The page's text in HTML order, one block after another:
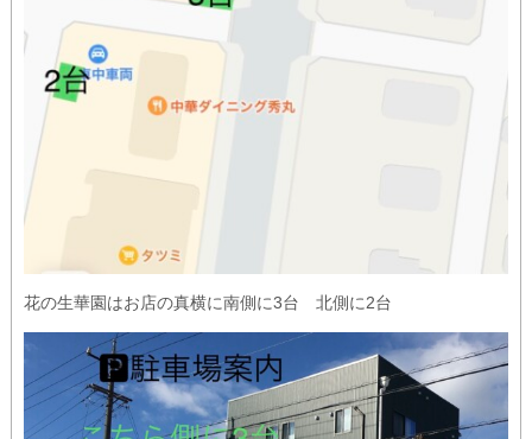
花の生華園はお店の真横に南側に3台 北側に2台